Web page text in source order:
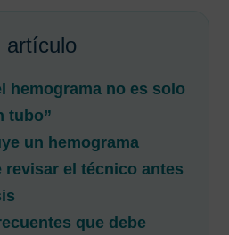
artículo
hemograma no es solo
tubo”
un hemograma
revisar el técnico antes
que debe